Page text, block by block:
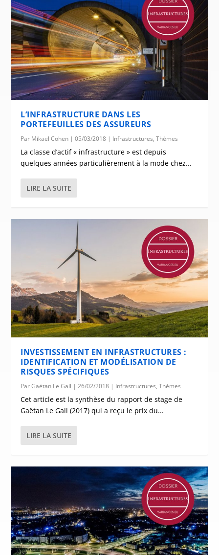
L’INFRASTRUCTURE DANS LES
PORTEFEUILLES DES ASSUREURS
Par Mikael Cohen |05/03/2018 | Infrastructures,Thèmes
La classe d’actif « infrastructure » est depuis
quelques années particulièrement à la mode chez...
LIRE LA SUITE
INVESTISSEMENT EN INFRASTRUCTURES :
IDENTIFICATION ET MODÉLISATION DE
RISQUES SPÉCIFIQUES
ParGaëtan Le Gall |26/02/2018 | Infrastructures,Thèmes
Cet article est la synthèse du rapport de stage de
Gaëtan Le Gall (2017) qui a reçu le prix du...
LIRE LA SUITE